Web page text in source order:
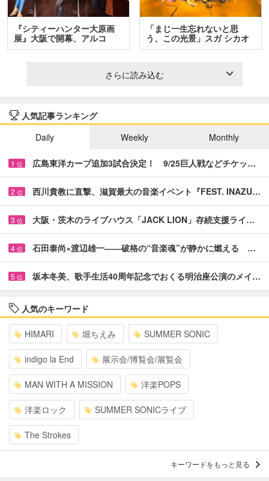
『シティーハンター大原画
展』大阪で開幕、アルコ
＆…
「まじ一生忘れないと思
う、この光景」スガ シカオ
と…
さらに読み込む
人気記事ランキング
Daily
Weekly Monthly
1 位 広島東洋カープ追加3試合決定！ 9/25巨人戦などチケッ…
2 位 西川貴教に直撃、滋賀最大の音楽イベント『FEST. INAZU…
3 位 大阪・茨木のライブハウス「JACK LION」存続支援ライ…
4 位 石田泰尚×渡辺雄一――破格の“音楽魂”が静かに燃える …
5 位 坂本冬美、歌手生活40周年記念でおくる明治座公演のメイ…
人気のキーワード
HIMARI 堀ちえみ SUMMER SONIC
indigo la End 展示会/博覧会/展覧会
MAN WITH A MISSION 洋楽POPS
洋楽ロック SUMMER SONICライブ
The Strokes
キーワードをもっと見る